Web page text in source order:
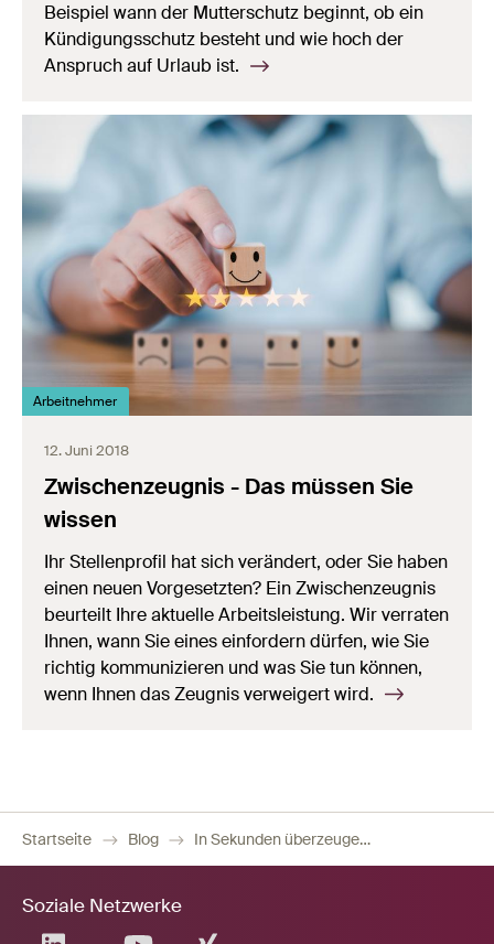
Beispiel wann der Mutterschutz beginnt, ob ein
Kündigungsschutz besteht und wie hoch der
Anspruch auf Urlaub ist.
Arbeitnehmer
12. Juni 2018
Zwischenzeugnis - Das müssen Sie
wissen
Ihr Stellenprofil hat sich verändert, oder Sie haben
einen neuen Vorgesetzten? Ein Zwischenzeugnis
beurteilt Ihre aktuelle Arbeitsleistung. Wir verraten
Ihnen, wann Sie eines einfordern dürfen, wie Sie
richtig kommunizieren und was Sie tun können,
wenn Ihnen das Zeugnis verweigert wird.
Startseite Blog In Sekunden überzeugen: Kurzprofil in der Bewerbung
Soziale Netzwerke